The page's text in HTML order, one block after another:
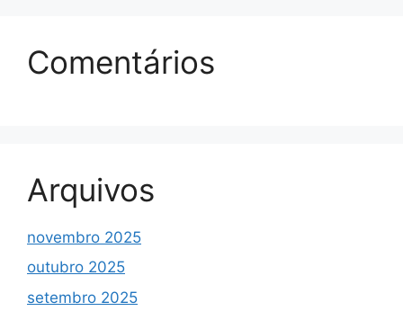
Comentários
Arquivos
novembro 2025
outubro 2025
setembro 2025